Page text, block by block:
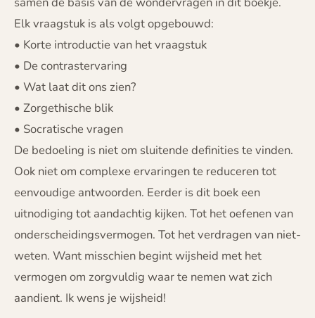
Elk vraagstuk is als volgt opgebouwd:
• Korte introductie van het vraagstuk
• De contrastervaring
• Wat laat dit ons zien?
• Zorgethische blik
• Socratische vragen
De bedoeling is niet om sluitende definities te vinden.
Ook niet om complexe ervaringen te reduceren tot
eenvoudige antwoorden. Eerder is dit boek een
uitnodiging tot aandachtig kijken. Tot het oefenen van
onderscheidingsvermogen. Tot het verdragen van niet-
weten. Want misschien begint wijsheid met het
vermogen om zorgvuldig waar te nemen wat zich
aandient. Ik wens je wijsheid!